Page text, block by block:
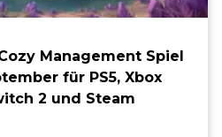
Management Spiel
für PS5, Xbox
2 und Steam